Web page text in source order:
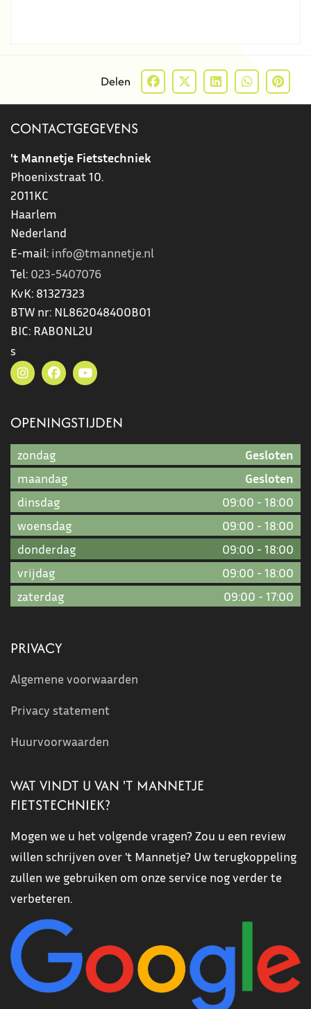
Delen
CONTACTGEGEVENS
't Mannetje Fietstechniek
Phoenixstraat 10.
2011KC
Haarlem
Nederland
E-mail: info@tmannetje.nl
Tel: 023-5407076
KvK: 81327323
BTW nr: NL862048400B01
BIC: RABONL2U
s
OPENINGSTIJDEN
zondag
Gesloten
maandag
Gesloten
dinsdag
09:00 - 18:00
woensdag
09:00 - 18:00
donderdag
09:00 - 18:00
vrijdag
09:00 - 18:00
zaterdag
09:00 - 17:00
PRIVACY
Algemene voorwaarden
Privacy statement
Huurvoorwaarden
WAT VINDT U VAN 'T MANNETJE
FIETSTECHNIEK?
Mogen we u het volgende vragen? Zou u een review
willen schrijven over 't Mannetje? Uw terugkoppeling
zullen we gebruiken om onze service nog verder te
verbeteren.